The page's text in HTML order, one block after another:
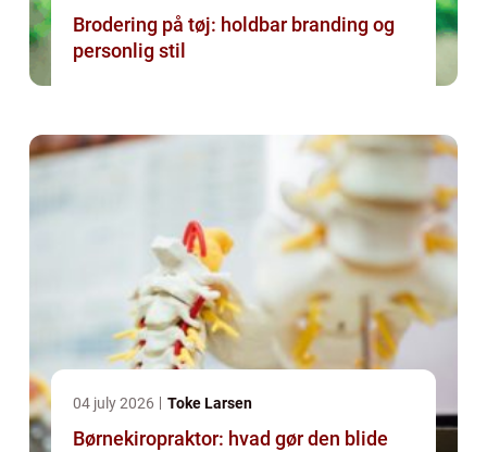
Brodering på tøj: holdbar branding og
personlig stil
04 july 2026 Toke Larsen
Børnekiropraktor: hvad gør den blide